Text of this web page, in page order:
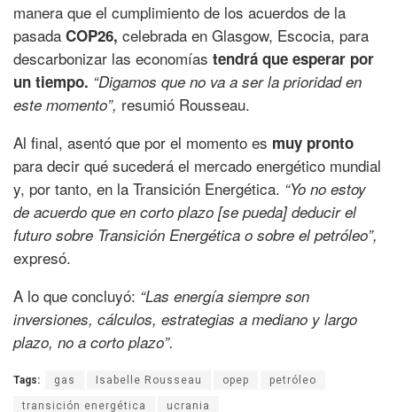
manera que el cumplimiento de los acuerdos de la
pasada COP26, celebrada en Glasgow, Escocia, para
descarbonizar las economías tendrá que esperar por
un tiempo. “Digamos que no va a ser la prioridad en
este momento”, resumió Rousseau.
Al final, asentó que por el momento es muy pronto
para decir qué sucederá el mercado energético mundial
y, por tanto, en la Transición Energética. “Yo no estoy
de acuerdo que en corto plazo [se pueda] deducir el
futuro sobre Transición Energética o sobre el petróleo”,
expresó.
A lo que concluyó: “Las energía siempre son
inversiones, cálculos, estrategias a mediano y largo
plazo, no a corto plazo”.
Tags: gas Isabelle Rousseau opep petróleo
transición energética ucrania